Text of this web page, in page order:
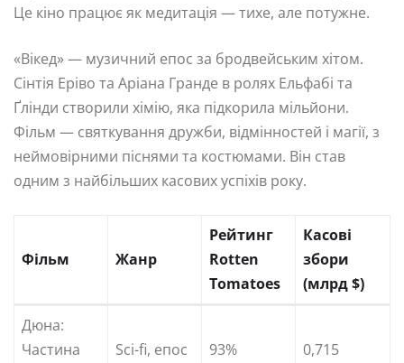
Це кіно працює як медитація — тихе, але потужне.
«Вікед» — музичний епос за бродвейським хітом.
Сінтія Еріво та Аріана Гранде в ролях Ельфабі та
Ґлінди створили хімію, яка підкорила мільйони.
Фільм — святкування дружби, відмінностей і магії, з
неймовірними піснями та костюмами. Він став
одним з найбільших касових успіхів року.
Фільм Жанр
Рейтинг
Rotten
Tomatoes
Касові
збори
(млрд $)
Дюна:
Частина
Sci-fi, епос 93% 0,715